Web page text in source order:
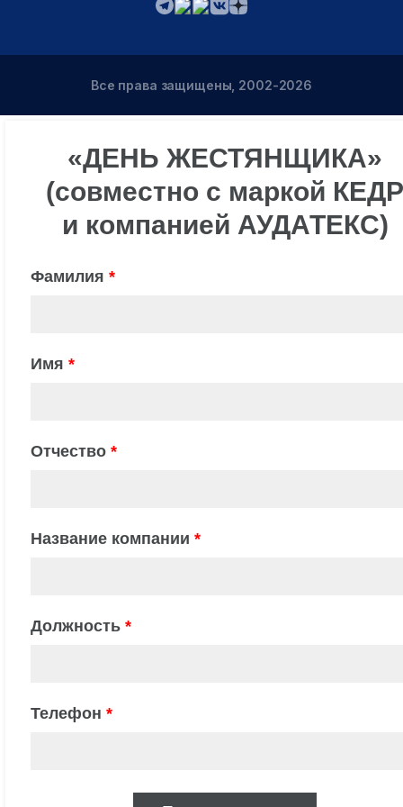
Все права защищены, 2002-2026